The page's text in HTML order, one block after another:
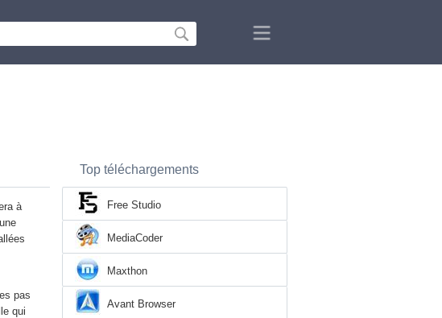
à
pas
qui
Top téléchargements
Free Studio
MediaCoder
Maxthon
Avant Browser